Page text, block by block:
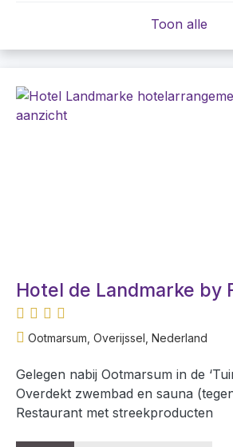
Toon alle
Hotel de Landmarke by
Ootmarsum, Overijssel, Nederland
Gelegen nabij Ootmarsum in de
Overdekt zwembad en sauna
Restaurant met streekproducten